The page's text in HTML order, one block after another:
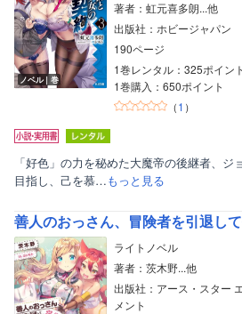
ノベル｜巻
著者：虹元喜多朗...他
出版社：ホビージャパン
190ページ
1巻レンタル：325ポイント
1巻購入：650ポイント
（1 ）
「好色」の力を秘めた大魔帝の後継者、
目指し、己を慕…もっと見る
善人のおっさん、冒険者を引退し
ライトノベル
著者：茨木野...他
出版社：アース・スター
メント